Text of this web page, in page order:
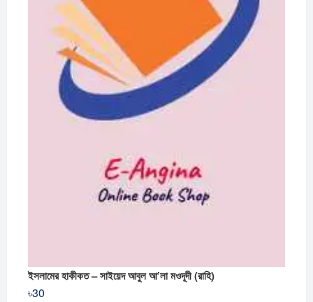
ইসলামের হাকীকত – সাইয়েদ আবুল আ’লা মওদূদী (রাহি)
৳30